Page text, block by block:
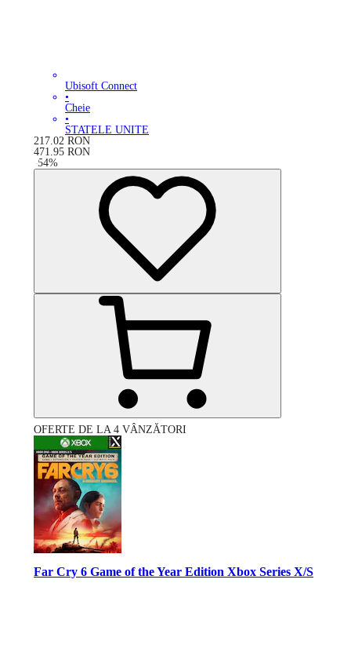
Ubisoft Connect
•
Cheie
•
STATELE UNITE
217.02 RON
471.95 RON
-54%
OFERTE DE LA 4 VÂNZĂTORI
Far Cry 6 Game of the Year Edition Xbox Series X/S